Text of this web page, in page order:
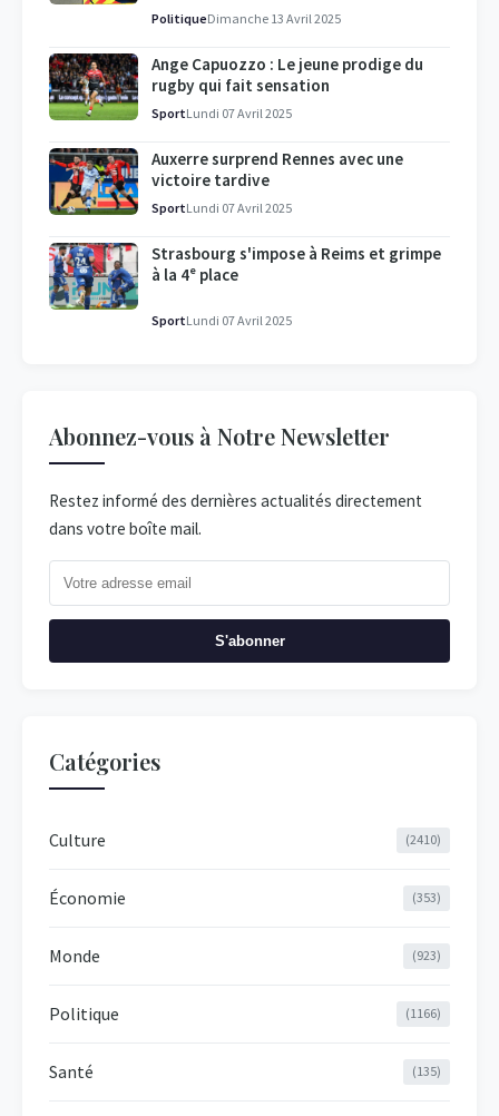
PolitiqueDimanche 13 Avril 2025
Ange Capuozzo : Le jeune prodige du
rugby qui fait sensation
SportLundi 07 Avril 2025
Auxerre surprend Rennes avec une
victoire tardive
SportLundi 07 Avril 2025
Strasbourg s'impose à Reims et grimpe
à la 4ᵉ place
SportLundi 07 Avril 2025
Abonnez-vous à Notre Newsletter
Restez informé des dernières actualités directement
dans votre boîte mail.
S'abonner
Catégories
Culture (2410)
Économie (353)
Monde (923)
Politique (1166)
Santé (135)